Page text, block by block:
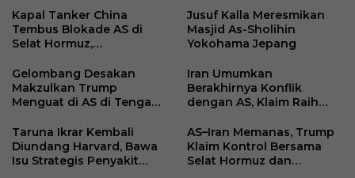
Kapal Tanker China
Tembus Blokade AS di
Selat Hormuz,
Meningkat
Jusuf Kalla Meresmikan
Masjid As-Sholihin
Yokohama Jepang
Gelombang Desakan
Makzulkan Trump
Menguat di AS di Tengah
Iran Umumkan
Berakhirnya Konflik
dengan AS, Klaim Raih
Taruna Ikrar Kembali
Diundang Harvard, Bawa
Isu Strategis Penyakit
AS–Iran Memanas, Trump
Klaim Kontrol Bersama
Selat Hormuz dan